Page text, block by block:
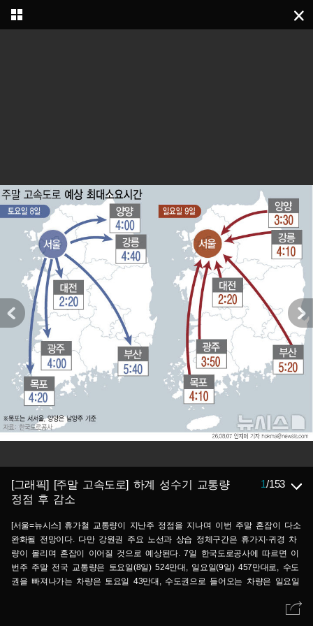
[그래픽] [주말 고속도로] 하계 성수기 교통량
정점 후 감소
1/153
[서울=뉴시스] 휴가철 교통량이 지난주 정점을 지나며 이번 주말 혼잡이 다소
완화될 전망이다. 다만 강원권 주요 노선과 상습 정체구간은 휴가지·귀경 차
량이 몰리며 혼잡이 이어질 것으로 예상된다. 7일 한국도로공사에 따르면 이
번주 주말 전국 교통량은 토요일(8일) 524만대, 일요일(9일) 457만대로, 수도
권을 빠져나가는 차량은 토요일 43만대, 수도권으로 들어오는 차량은 일요일